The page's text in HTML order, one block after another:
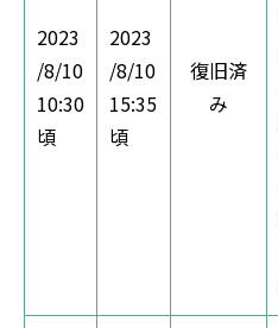
2023
/8/10
10:30
頃
2023
/8/10
15:35
頃
復旧済
み